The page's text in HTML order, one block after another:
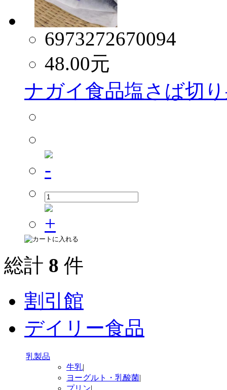
6973272670094
48.00元
ナガイ食品塩さば切
総計 8 件
割引館
デイリー食品
乳製品
牛乳|
ヨーグルト・乳酸菌|
プリン|